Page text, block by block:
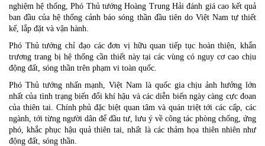
nghiệm hệ thống, Phó Thủ tướng Hoàng Trung Hải đánh giá cao kết quả
ban đầu của hệ thống cảnh báo sóng thần đầu tiên do Việt Nam tự thiết
kế, lắp đặt và vận hành.
Phó Thủ tướng chỉ đạo các đơn vị hữu quan tiếp tục hoàn thiện, khẩn
trương trang bị hệ thống cần thiết này tại các vùng có nguy cơ cao chịu
động đất, sóng thần trên phạm vi toàn quốc.
Phó Thủ tướng nhấn mạnh, Việt Nam là quốc gia chịu ảnh hưởng lớn
nhất của tình trạng biến đổi khí hậu và các diễn biến ngày càng cực đoan
của thiên tai. Chính phủ đặc biệt quan tâm và quán triệt tới các cấp, các
ngành, tới từng người dân để đầu tư, lưu ý về công tác phòng chống, ứng
phó, khắc phục hậu quả thiên tai, nhất là các thảm họa thiên nhiên như
động đất, sóng thần.